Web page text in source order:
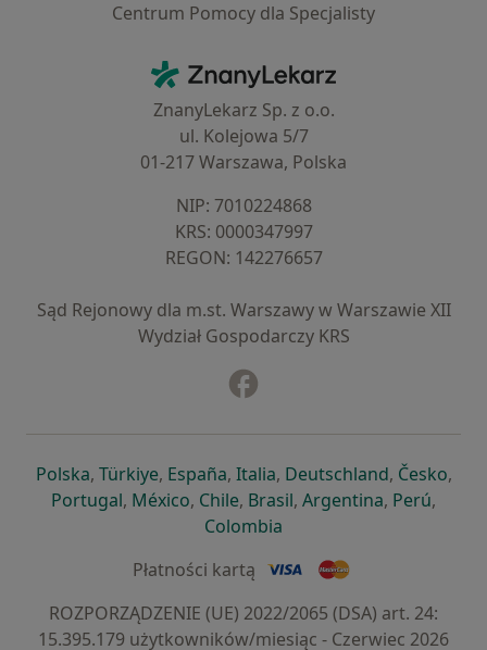
Centrum Pomocy dla Specjalisty
ZnanyLekarz - Strona główna
ZnanyLekarz Sp. z o.o.
ul. Kolejowa 5/7
01-217 Warszawa, Polska
NIP: ⁠7010224868
KRS: ⁠0000347997
REGON: ⁠142276657
Sąd Rejonowy dla m.st. Warszawy w Warszawie XII
Wydział Gospodarczy KRS
Polskaotwiera się w nowej karcie
, Türkiyeotwiera się w nowej karcie
, Españaotwiera się w nowej karcie
, Italiaotwiera się w nowej
, Deutschlandotwiera się
, Česko,
Portugalotwiera się w nowej karcie
, Méxicootwiera się w nowej karcie
, Chileotwiera się w nowej karcie
, Brasilotwiera się w nowej
, Argentinaotwiera się
, Perú,
Colombia
Płatności kartą
ROZPORZĄDZENIE (UE) 2022/2065 (DSA) art. 24:
15.395.179 użytkowników/miesiąc - Czerwiec 2026